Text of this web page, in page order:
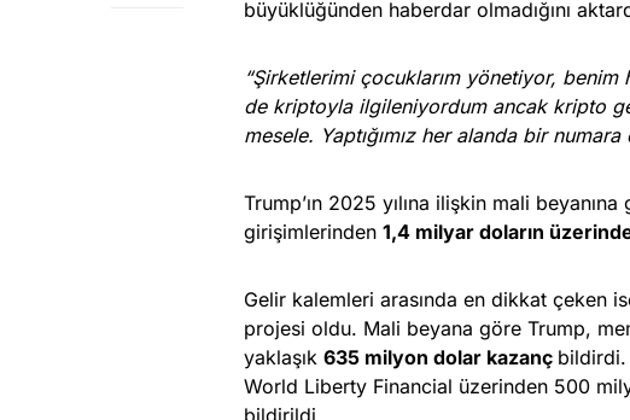
büyüklüğünden haberdar olmadığını
“Şirketlerimi çocuklarım yönetiyor,
de kriptoyla ilgileniyordum ancak kripto
mesele. Yaptığımız her alanda bir
Trump’ın 2025 yılına ilişkin mali
girişimlerinden 1,4 milyar doların
Gelir kalemleri arasında en dikkat çeken
projesi oldu. Mali beyana göre Trump,
yaklaşık 635 milyon dolar kazanç bildirdi.
World Liberty Financial üzerinden 500
bildirildi.